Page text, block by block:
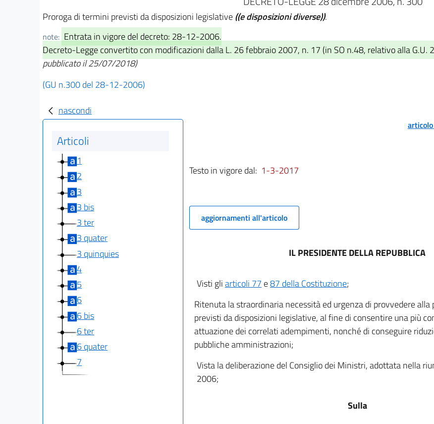
Proroga di termini previsti da disposizioni legislative((e disposizioni diverse)).
note: Entrata in vigore del decreto: 28-12-2006.
Decreto-Legge convertito con modificazioni dalla L. 26 febbraio 2007, n. 17 (in SO n.48, relativo alla
pubblicato il 25/07/2018)
(GU n.300 del 28-12-2006)
nascondi
Articoli
1
2
3
3 bis
3 ter
3 quater
3 quinquies
4
5
6
6 bis
6 ter
6 quater
7
Testo in vigore dal: 1-3-2017
aggiornamenti all'articolo
IL PRESIDENTE DELLA REPUBBLICA
Visti gliarticoli 77 e87 della Costituzione;
Ritenuta la straordinaria necessità ed urgenza di provvedere
previsti da disposizioni legislative, al fine di consentire una più
attuazione dei correlati adempimenti, nonché di conseguire
pubbliche amministrazioni;
Vista la deliberazione del Consiglio dei Ministri, adottata nella
2006;
Sulla